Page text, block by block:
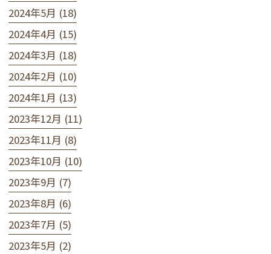
2024年5月 (18)
2024年4月 (15)
2024年3月 (18)
2024年2月 (10)
2024年1月 (13)
2023年12月 (11)
2023年11月 (8)
2023年10月 (10)
2023年9月 (7)
2023年8月 (6)
2023年7月 (5)
2023年5月 (2)